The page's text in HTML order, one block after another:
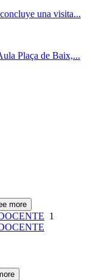
una visita...
Plaça de Baix,...
more
1